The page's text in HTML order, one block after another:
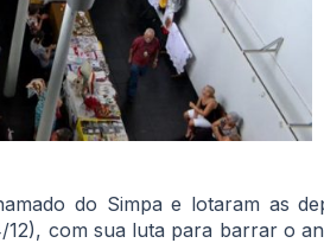
do Simpa e lotaram as
com sua luta para barrar o